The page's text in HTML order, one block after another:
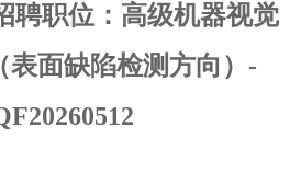
聘职位： 高级机器视觉
面缺陷检测方向） -